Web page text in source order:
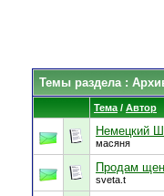
Темы раздела:
Тема / Автор
Немецкий
масяня
Продам
sveta.t